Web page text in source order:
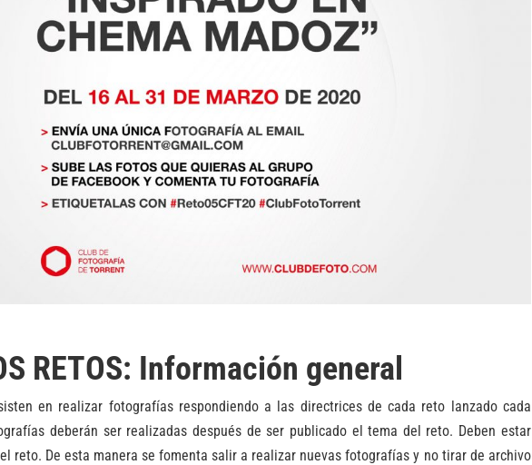
RETOS: Información general
en realizar fotografías respondiendo a las directrices de cada reto lanzado cada
deberán ser realizadas después de ser publicado el tema del reto. Deben estar
reto. De esta manera se fomenta salir a realizar nuevas fotografías y no tirar de archivo